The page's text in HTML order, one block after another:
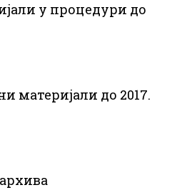
у процедури до
материјали до 2017.